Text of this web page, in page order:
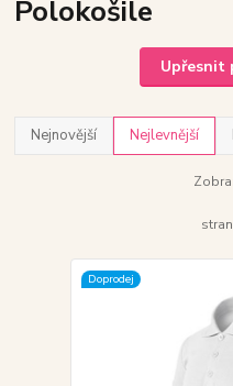
Polokošile
Upřesnit
Nejnovější Nejlevnější
Doprodej